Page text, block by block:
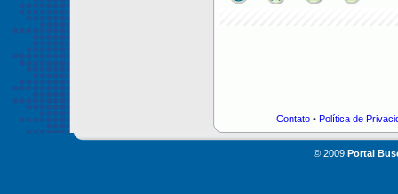
Contato• Política de
© 2009 Portal